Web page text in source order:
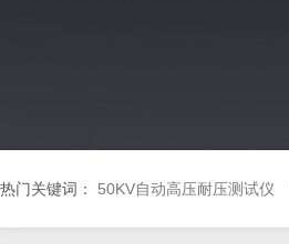
热门关键词： 50KV自动高压耐压测试仪